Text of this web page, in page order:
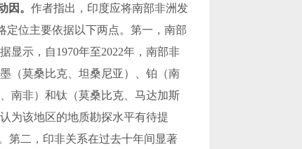
因。 作者指出，印度应将南部非洲发
定位主要依据以下两点。第一，南部
显示，自1970年至2022年，南部非
（莫桑比克、坦桑尼亚）、铂（南
南非）和钛（莫桑比克、马达加斯
为该地区的地质勘探水平有待提
第二，印非关系在过去十年间显著